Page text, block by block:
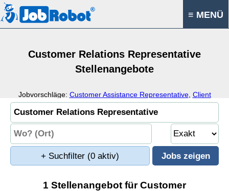
≡ MENÜ
Customer Relations Representative
Stellenangebote
Jobvorschläge: Customer Assistance Representative, Client
Service Representative,Customer Service Representative,
Customer Support Representative
+ Suchfilter (0 aktiv)
1 Stellenangebot für Customer